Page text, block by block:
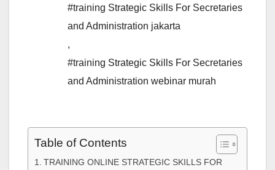
#training Strategic Skills For Secretaries
and Administration jakarta
,
#training Strategic Skills For Secretaries
and Administration webinar murah
Table of Contents
TRAINING ONLINE STRATEGIC SKILLS FOR